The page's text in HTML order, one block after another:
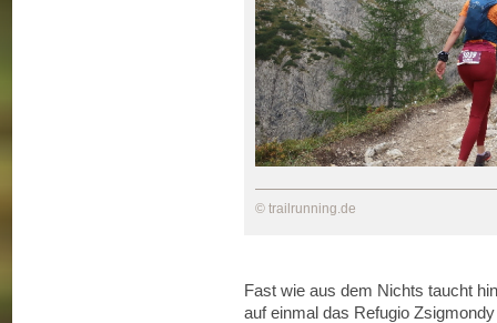
© trailrunning.de
Fast wie aus dem Nichts taucht
auf einmal das Refugio